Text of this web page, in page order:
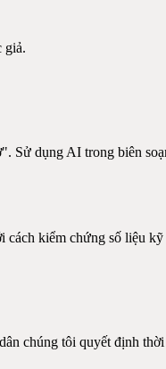
giả.
Sử dụng AI trong biên
kiểm chứng số liệu
chúng tôi quyết định